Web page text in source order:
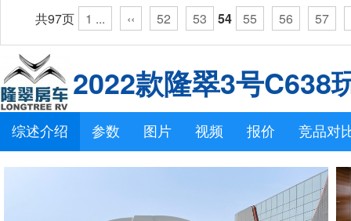
共97页 1 ... ‹‹ 52 53 54 55 56 57
2022款隆翠3号C638
综述介绍 参数 图片 视频 报价 竞品对